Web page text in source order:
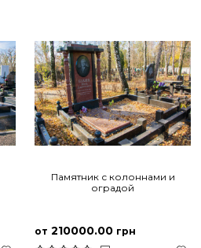
Памятник с колоннами и
оградой
от 210000.00 грн